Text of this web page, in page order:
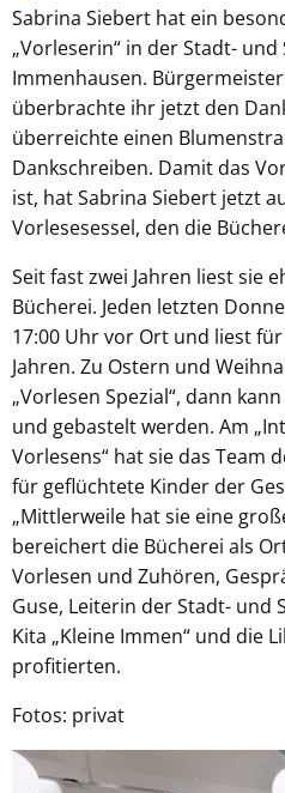
Sabrina Siebert hat ein
„Vorleserin“ in der Stadt-
Immenhausen.
überbrachte ihr jetzt den
überreichte einen
Dankschreiben. Damit das
ist, hat Sabrina Siebert jetzt
Vorlesesessel, den die
Seit fast zwei Jahren liest sie
Bücherei. Jeden letzten
17:00 Uhr vor Ort und liest
Jahren. Zu Ostern und
„Vorlesen Spezial“, dann
und gebastelt werden. Am
Vorlesens“ hat sie das Team
für geflüchtete Kinder der
„Mittlerweile hat sie eine
bereichert die Bücherei als
Vorlesen und Zuhören,
Guse, Leiterin der Stadt- und
Kita „Kleine Immen“ und die
profitierten.
Fotos: privat